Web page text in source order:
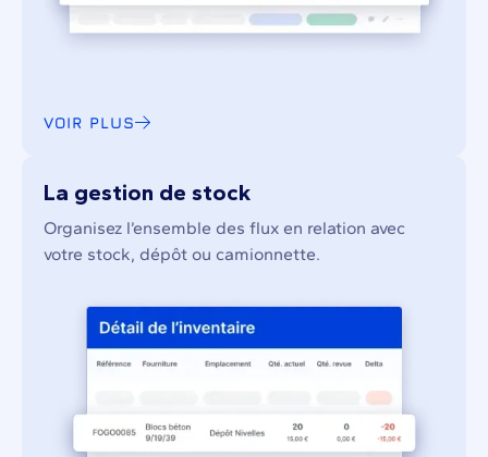
VOIR PLUS
La gestion de stock
Organisez l’ensemble des flux en relation avec
votre stock, dépôt ou camionnette.